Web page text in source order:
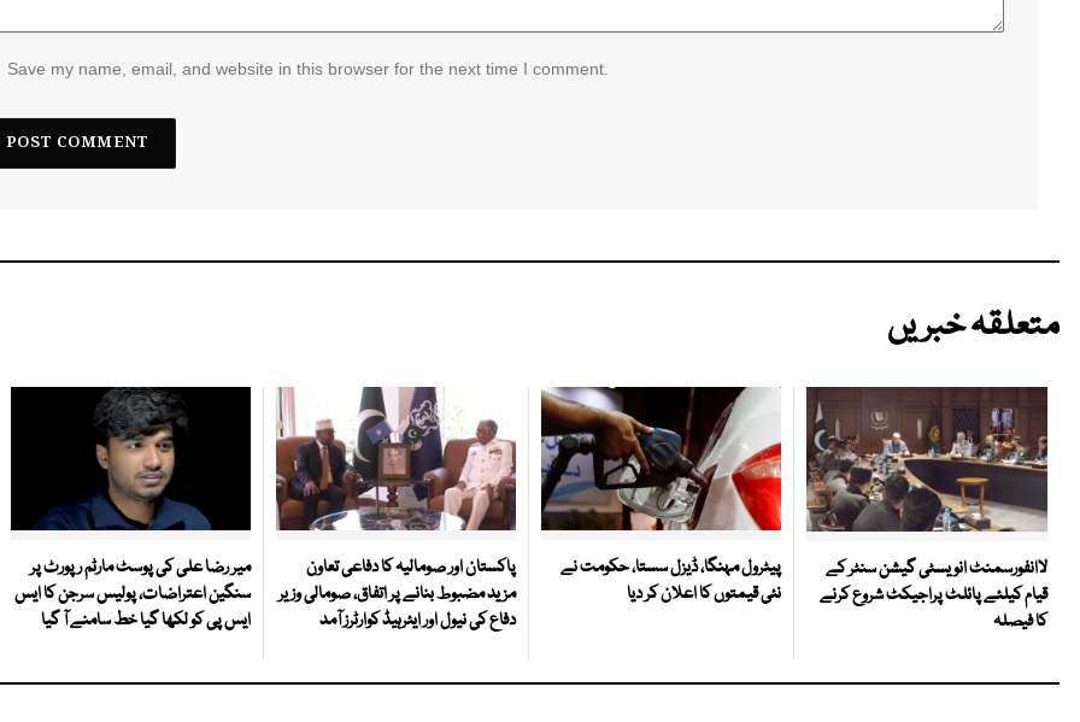
Save my name, email, and website in this browser for the next time I comment.
متعلقہ خبریں
لاانفورسمنٹ انویسٹی گیشن سنٹر کے
قیام کیلئے پائلٹ پراجیکٹ شروع کرنے
کا فیصلہ
پیٹرول مہنگا، ڈیزل سستا، حکومت نے
نئی قیمتوں کا اعلان کر دیا
پاکستان اور صومالیہ کا دفاعی تعاون
مزید مضبوط بنانے پر اتفاق، صومالی وزیر
دفاع کی نیول اور ایئرہیڈ کوارٹرز آمد
میر رضا علی کی پوسٹ مارٹم رپورٹ پر
سنگین اعتراضات، پولیس سرجن کا ایس
ایس پی کو لکھا گیا خط سامنے آ گیا